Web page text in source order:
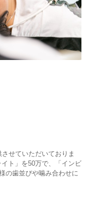
せていただいておりま
ト」を50万で、「インビ
の歯並びや噛み合わせに